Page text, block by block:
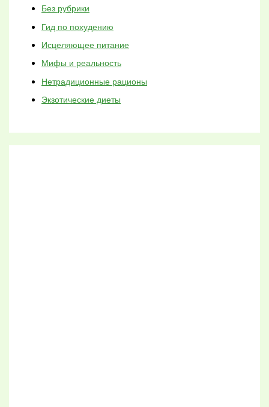
Без рубрики
Гид по похудению
Исцеляющее питание
Мифы и реальность
Нетрадиционные рационы
Экзотические диеты